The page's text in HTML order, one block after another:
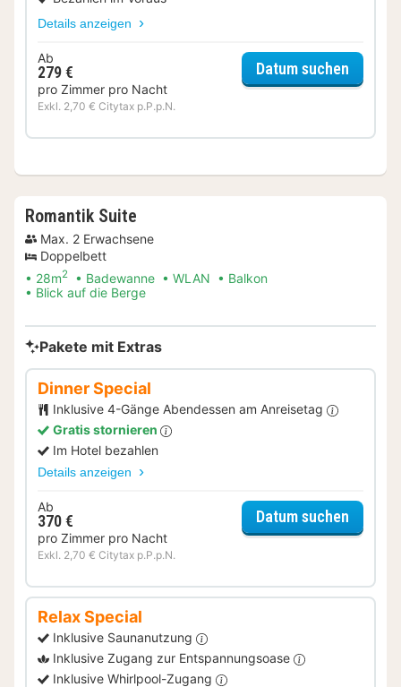
Details anzeigen
Ab
279 €
pro Zimmer pro Nacht
Exkl. 2,70 € Citytax p.P.p.N.
Datum suchen
Romantik Suite
Max. 2 Erwachsene
Doppelbett
28m2 Badewanne WLAN
Balkon
Blick auf die Berge
Pakete mit Extras
Dinner Special
Inklusive 4-Gänge Abendessen am Anreisetag
Gratis stornieren
Im Hotel bezahlen
Details anzeigen
Ab
370 €
pro Zimmer pro Nacht
Exkl. 2,70 € Citytax p.P.p.N.
Datum suchen
Relax Special
Inklusive Saunanutzung
Inklusive Zugang zur Entspannungsoase
Inklusive Whirlpool-Zugang